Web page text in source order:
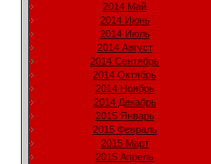
2014 Май
2014 Июнь
2014 Июль
2014 Август
2014 Сентябрь
2014 Октябрь
2014 Ноябрь
2014 Декабрь
2015 Январь
2015 Февраль
2015 Март
2015 Апрель